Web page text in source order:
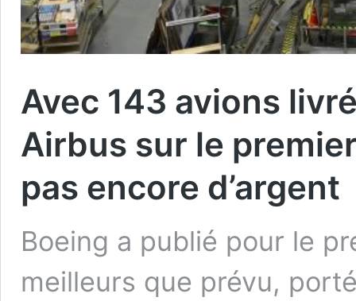
Avec 143 avions
Airbus sur le
pas encore d’argent
Boeing a publié pour le
meilleurs que prévu,